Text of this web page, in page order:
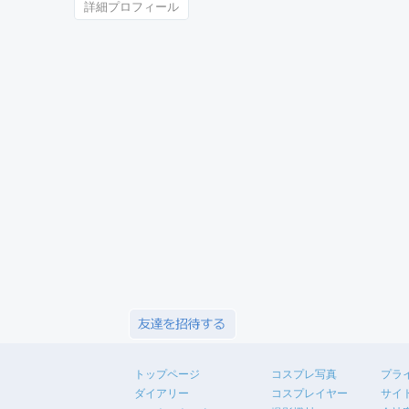
詳細プロフィール
トップページ
ダイアリー
コスプレ写真
コスプレイヤー
プラ
サイ